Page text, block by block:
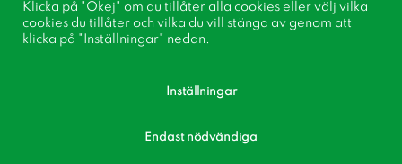
Inspiration
Klicka på "Okej" om du tillåter alla cookies eller välj vilka
cookies du tillåter och vilka du vill stänga av genom att
klicka på "Inställningar" nedan.
Inställningar
Endast nödvändiga